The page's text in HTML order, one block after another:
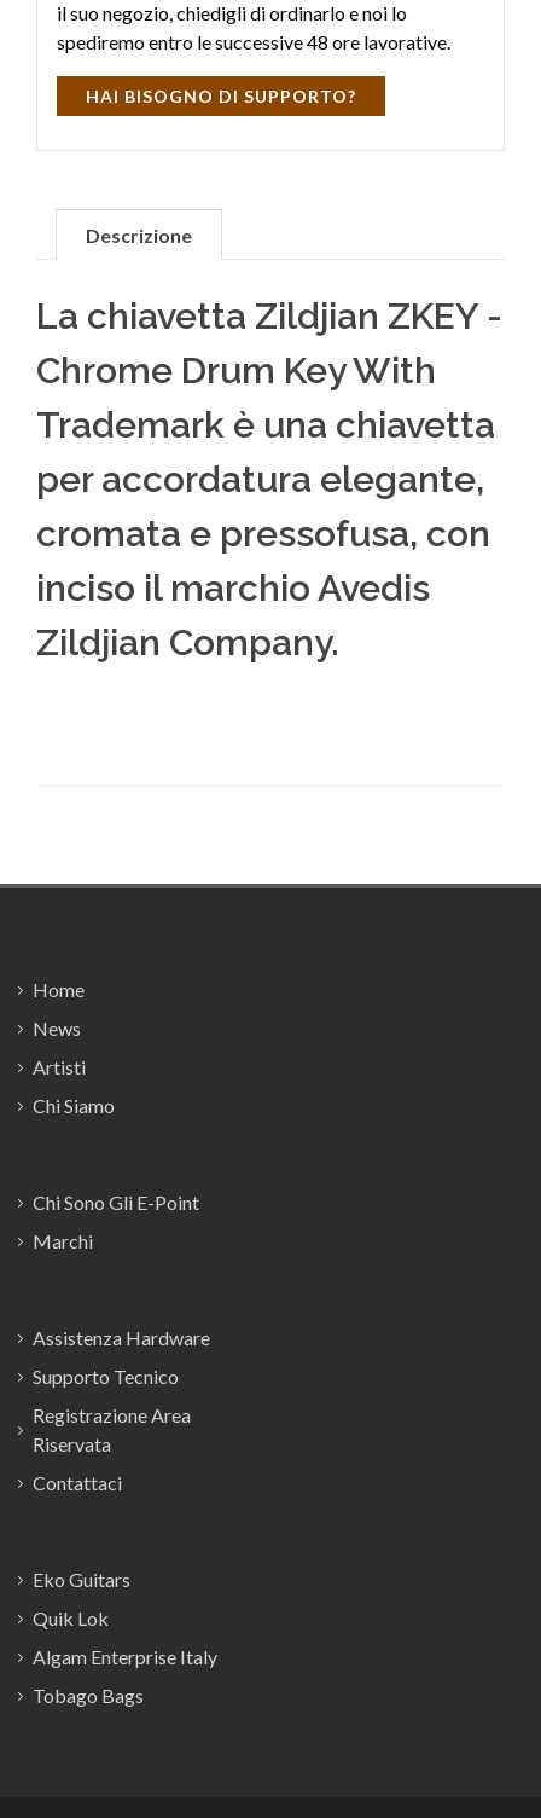
il suo negozio, chiedigli di ordinarlo e noi lo
spediremo entro le successive 48 ore lavorative.
HAI BISOGNO DI SUPPORTO?
Descrizione
La chiavetta Zildjian ZKEY -
Chrome Drum Key With
Trademark è una chiavetta
per accordatura elegante,
cromata e pressofusa, con
inciso il marchio Avedis
Zildjian Company.
Home
News
Artisti
Chi Siamo
Chi Sono Gli E-Point
Marchi
Assistenza Hardware
Supporto Tecnico
Registrazione Area
Riservata
Contattaci
Eko Guitars
Quik Lok
Algam Enterprise Italy
Tobago Bags